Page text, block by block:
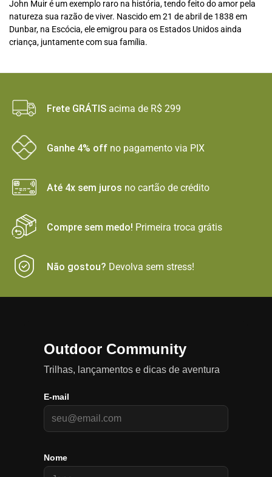
John Muir é um exemplo raro na história, tendo feito do amor pela
natureza sua razão de viver. Nascido em 21 de abril de 1838 em
Dunbar, na Escócia, ele emigrou para os Estados Unidos ainda
criança, juntamente com sua família.
Frete GRÁTIS acima de R$ 299
Ganhe 4% off no pagamento via PIX
Até 4x sem juros no cartão de crédito
Compre sem medo! Primeira troca grátis
Não gostou? Devolva sem stress!